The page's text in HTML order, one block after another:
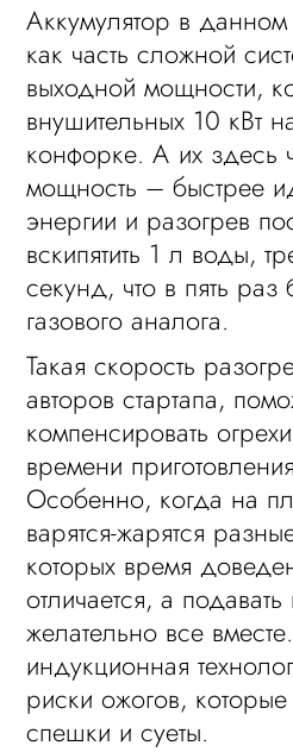
Аккумулятор в
как часть сложной
выходной мощности,
внушительных 10 кВт
конфорке. А их здесь
мощность – быстрее
энергии и разогрев
вскипятить 1 л воды,
секунд, что в пять
газового аналога.
Такая скорость
авторов стартапа,
компенсировать
времени
Особенно, когда на
варятся-жарятся
которых время
отличается, а
желательно все
индукционная
риски ожогов,
спешки и суеты.